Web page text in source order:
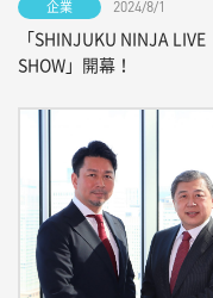
企業 2024/8/1
「SHINJUKU NINJA LIVE
SHOW」開幕！